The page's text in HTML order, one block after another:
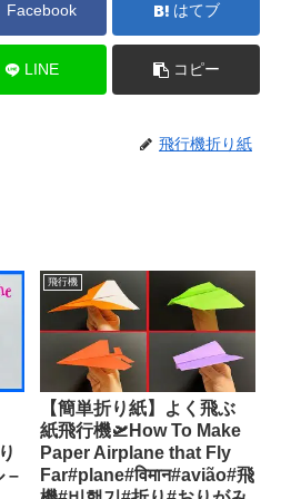
Facebook はてブ
LINE コピー
飛行機折り紙
–
飛行機
【簡単折り紙】よく飛ぶ
紙飛行機🛫How To Make
Paper Airplane that Fly
Far#plane#विमान#avião#飛